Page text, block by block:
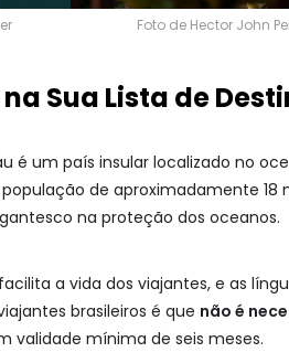
Foto de Hector John
Sua Lista de
é um país insular localizado no
de aproximadamente 18
na proteção dos oceanos.
a vida dos viajantes, e as
brasileiros é que não é
validade mínima de seis meses.